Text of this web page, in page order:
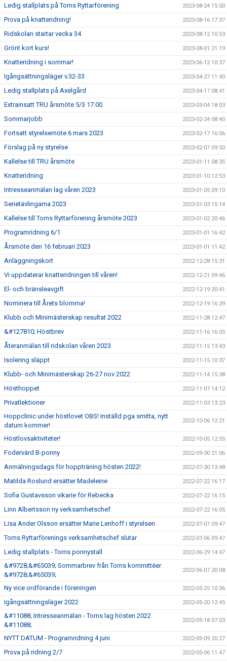
Ledig stallplats på Torns Ryttarförening 2023-08-24 15:00
Prova på knatteridning! 2023-08-16 17:37
Ridskolan startar vecka 34 2023-08-12 10:53
Grönt kort kurs! 2023-08-01 21:19
Knatteridning i sommar! 2023-06-12 10:37
Igångsättningsläger v.32-33 2023-04-27 11:40
Ledig stallplats på Axelgård 2023-04-17 08:41
Extrainsatt TRU årsmöte 5/3 17.00 2023-03-04 18:03
Sommarjobb 2023-02-24 08:40
Fortsatt styrelsemöte 6 mars 2023 2023-02-17 16:06
Förslag på ny styrelse 2023-02-07 09:50
Kallelse till TRU årsmöte 2023-01-11 08:35
Knatteridning 2023-01-10 12:53
Intresseanmälan lag våren 2023 2023-01-05 09:10
Serietävlingarna 2023 2023-01-03 15:14
Kallelse till Torns Ryttarförening årsmöte 2023 2023-01-02 20:46
Programridning 6/1 2023-01-01 16:42
Årsmöte den 16 februari 2023 2023-01-01 11:42
Anläggningskort 2022-12-28 15:31
Vi uppdaterar knatteridningen till våren! 2022-12-21 09:46
El- och bränsleavgift 2022-12-19 20:41
Nominera till Årets blomma! 2022-12-19 16:39
Klubb och Minimästerskap resultat 2022 2022-11-28 12:47
&#127810; Höstbrev 2022-11-16 16:05
Återanmälan till ridskolan våren 2023 2022-11-15 13:43
Isolering släppt 2022-11-15 10:37
Klubb- och Minimästerskap 26-27 nov 2022 2022-11-14 15:38
Hösthoppet 2022-11-07 14:12
Privatlektioner 2022-11-03 13:23
Hoppclinic under höstlovet OBS! Inställd pga smitta, nytt
datum kommer!
2022-10-06 12:21
Höstlovsaktiviteter! 2022-10-05 12:55
Fodervärd B-ponny 2022-09-30 21:06
Anmälningsdags för hoppträning hösten 2022! 2022-07-30 13:48
Matilda Roslund ersätter Madeleine 2022-07-22 16:17
Sofia Gustavsson vikarie för Rebecka 2022-07-22 16:15
Linn Albertsson ny verksamhetschef 2022-07-22 16:05
Lisa Ander Olsson ersätter Marie Lenhoff i styrelsen 2022-07-07 09:47
Torns Ryttarförenings verksamhetschef slutar 2022-07-06 09:47
Ledig stallplats - Torns ponnystall 2022-06-29 14:47
&#9728;&#65039; Sommarbrev från Torns kommittéer
&#9728;&#65039;
2022-06-07 20:08
Ny vice ordförande i föreningen 2022-05-25 10:36
Igångsättningsläger 2022 2022-05-20 12:45
&#11088; Intresseanmälan - Torns lag hösten 2022
&#11088;
2022-05-18 07:03
NYTT DATUM - Programridning 4 juni 2022-05-09 20:27
Prova på ridning 2/7 2022-05-06 11:47